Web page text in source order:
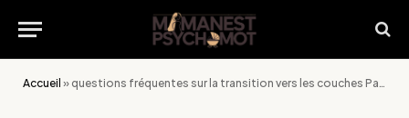
Accueil » questions fréquentes sur la transition vers les couches Pampers® Baby-Dry™ Pants